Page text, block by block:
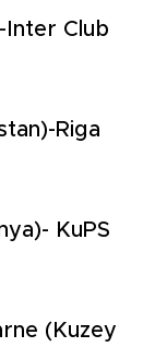
Inter Club
Riga
KuPS
(Kuzey